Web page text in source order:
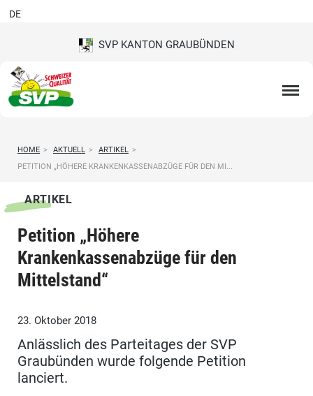
SVP KANTON GRAUBÜNDEN
DE
HOME > AKTUELL > ARTIKEL >
PETITION „HÖHERE KRANKENKASSENABZÜGE FÜR DEN MI...
ARTIKEL
Petition „Höhere
Krankenkassenabzüge für den
Mittelstand“
23. Oktober 2018
Anlässlich des Parteitages der SVP
Graubünden wurde folgende Petition
lanciert.